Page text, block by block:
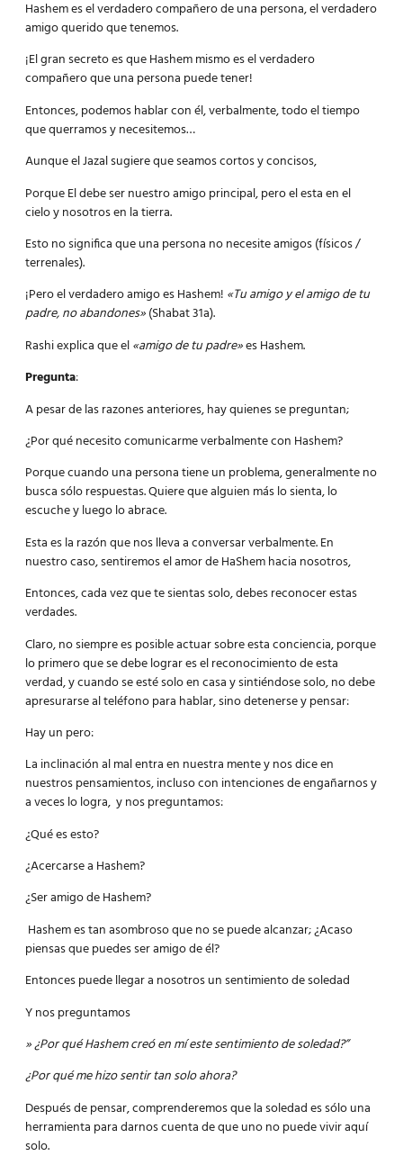
Hashem es el verdadero compañero de una persona, el verdadero
amigo querido que tenemos.
¡El gran secreto es que Hashem mismo es el verdadero
compañero que una persona puede tener!
Entonces, podemos hablar con él, verbalmente, todo el tiempo
que querramos y necesitemos…
Aunque el Jazal sugiere que seamos cortos y concisos,
Porque El debe ser nuestro amigo principal, pero el esta en el
cielo y nosotros en la tierra.
Esto no significa que una persona no necesite amigos (físicos /
terrenales).
¡Pero el verdadero amigo es Hashem! «Tu amigo y el amigo de tu
padre, no abandones»(Shabat 31a).
Rashi explica que el«amigo de tu padre»es Hashem.
Pregunta:
A pesar de las razones anteriores, hay quienes se preguntan;
¿Por qué necesito comunicarme verbalmente con Hashem?
Porque cuando una persona tiene un problema, generalmente no
busca sólo respuestas. Quiere que alguien más lo sienta, lo
escuche y luego lo abrace.
Esta es la razón que nos lleva a conversar verbalmente. En
nuestro caso, sentiremos el amor de HaShem hacia nosotros,
Entonces, cada vez que te sientas solo, debes reconocer estas
verdades.
Claro, no siempre es posible actuar sobre esta conciencia, porque
lo primero que se debe lograr es el reconocimiento de esta
verdad, y cuando se esté solo en casa y sintiéndose solo, no debe
apresurarse al teléfono para hablar, sino detenerse y pensar:
Hay un pero:
La inclinación al mal entra en nuestra mente y nos dice en
nuestros pensamientos, incluso con intenciones de engañarnos y
a veces lo logra, y nos preguntamos:
¿Qué es esto?
¿Acercarse a Hashem?
¿Ser amigo de Hashem?
Hashem es tan asombroso que no se puede alcanzar; ¿Acaso
piensas que puedes ser amigo de él?
Entonces puede llegar a nosotros un sentimiento de soledad
Y nos preguntamos
» ¿Por qué Hashem creó en mí este sentimiento de soledad?”
¿Por qué me hizo sentir tan solo ahora?
Después de pensar, comprenderemos que la soledad es sólo una
herramienta para darnos cuenta de que uno no puede vivir aquí
solo.